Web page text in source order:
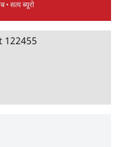
• सत्य ब्यूरो
122455